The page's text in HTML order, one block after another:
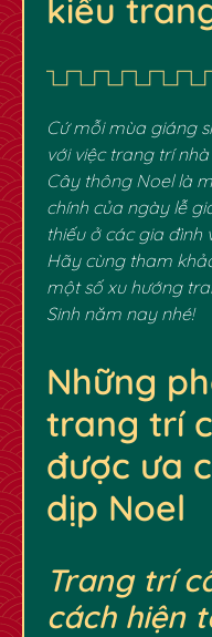
kiểu
Cứ mỗi mùa giáng
với việc trang trí
Cây thông Noel là
chính của ngày lễ
thiếu ở các gia đình
Hãy cùng tham
một số xu hướng
Sinh năm nay nhé!
Những
trang trí
được ưa
dịp Noel
Trang trí
cách hiện